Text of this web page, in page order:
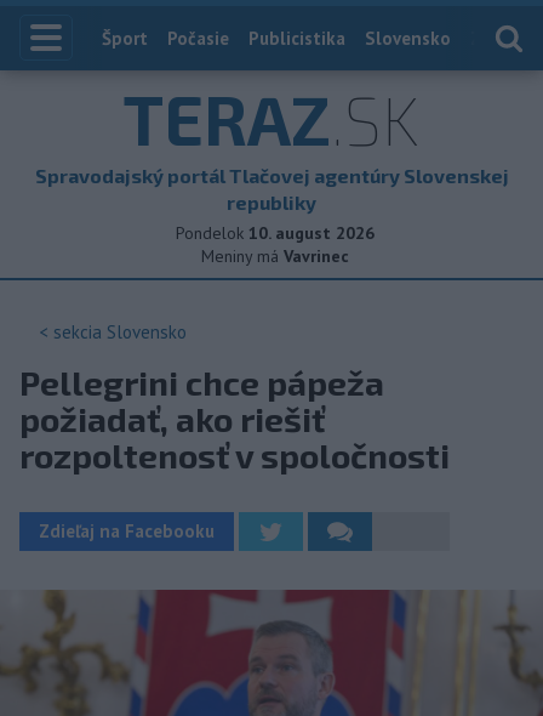
Index
Šport Počasie Publicistika Slovensko
TERAZ.SK
Spravodajský portál Tlačovej agentúry Slovenskej
republiky
Pondelok 10. august 2026
Meniny má Vavrinec
< sekcia Slovensko
Pellegrini chce pápeža
požiadať, ako riešiť
rozpoltenosť v spoločnosti
Zdieľaj na Facebooku